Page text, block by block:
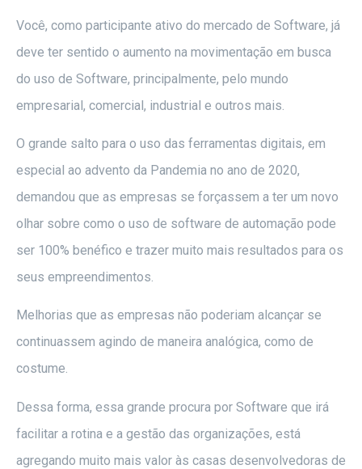
Você, como participante ativo do mercado de Software, já
deve ter sentido o aumento na movimentação em busca
do uso de Software, principalmente, pelo mundo
empresarial, comercial, industrial e outros mais.
O grande salto para o uso das ferramentas digitais, em
especial ao advento da Pandemia no ano de 2020,
demandou que as empresas se forçassem a ter um novo
olhar sobre como o uso de software de automação pode
ser 100% benéfico e trazer muito mais resultados para os
seus empreendimentos.
Melhorias que as empresas não poderiam alcançar se
continuassem agindo de maneira analógica, como de
costume.
Dessa forma, essa grande procura por Software que irá
facilitar a rotina e a gestão das organizações, está
agregando muito mais valor às casas desenvolvedoras de